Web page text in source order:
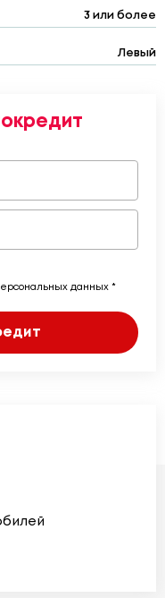
3 или более
Левый
данных *